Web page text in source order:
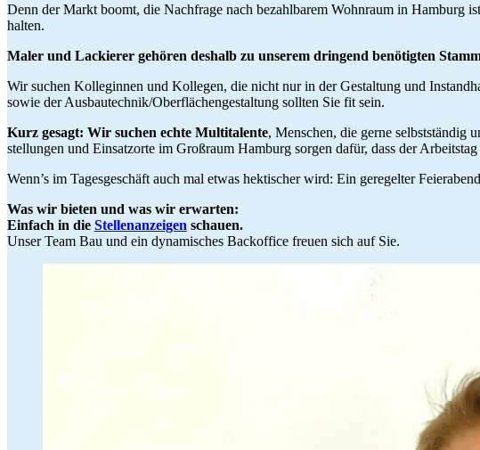
Denn der Markt boomt, die Nachfrage nach bezahlbarem Wohnraum in Hamburg
halten.
Maler und Lackierer gehören deshalb zu unserem dringend benötigten
Wir suchen Kolleginnen und Kollegen, die nicht nur in der Gestaltung und
sowie der Ausbautechnik/Oberflächengestaltung sollten Sie fit sein.
Kurz gesagt: Wir suchen echte Multitalente, Menschen, die gerne selbstständig
stellungen und Einsatzorte im Großraum Hamburg sorgen dafür, dass der
Wenn’s im Tagesgeschäft auch mal etwas hektischer wird: Ein geregelter
Was wir bieten und was wir erwarten:
Einfach in die Stellenanzeigen schauen.
Unser Team Bau und ein dynamisches Backoffice freuen sich auf Sie.